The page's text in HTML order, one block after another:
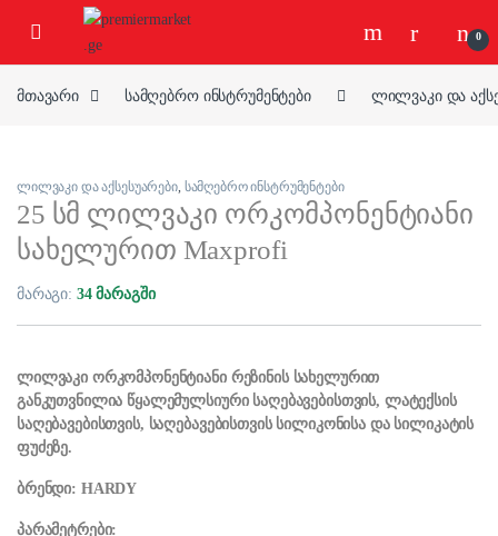
ნავიგაციაზე გადასვლა
შინაარსზე გადასვლა
0
მთავარი სამღებრო ინსტრუმენტები ლილვაკი და
ლილვაკი და აქსესუარები, სამღებრო ინსტრუმენტები
25 სმ ლილვაკი ორკომპონენტიანი
სახელურით Maxprofi
მარაგი: 34 მარაგში
ლილვაკი ორკომპონენტიანი რეზინის სახელურით
განკუთვნილია წყალემულსიური საღებავებისთვის, ლატექსის
საღებავებისთვის, საღებავებისთვის სილიკონისა და სილიკატის
ფუძეზე.
ბრენდი: HARDY
პარამეტრები: